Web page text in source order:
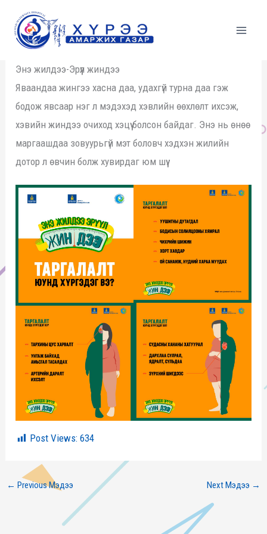
content
Энэ жилдээ-Эрүүл жиндээ
Яваандаа жингээ хасна даа, удахгүй турна даа гэж
бодож явсаар нэг л мэдэхэд хэвлийн өөхлөлт ихсэж,
хэвийн жиндээ очиход хэцүү болсон байдаг. Энэ нь өнөө
маргаашдаа зовуурьгүй мэт боловч хэдхэн жилийн
дотор л өвчин болж хувирдаг юм шүү.
Post Views: 634
← Previous Мэдээ Next Мэдээ →